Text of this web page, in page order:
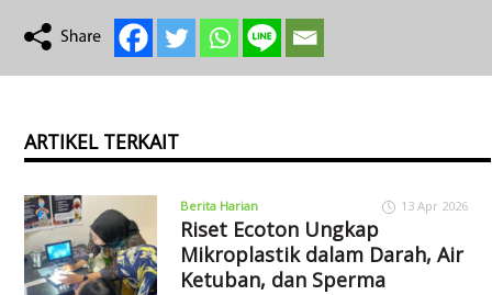
ARTIKEL TERKAIT
Berita Harian 13 Apr 2026
Riset Ecoton Ungkap
Mikroplastik dalam Darah, Air
Ketuban, dan Sperma